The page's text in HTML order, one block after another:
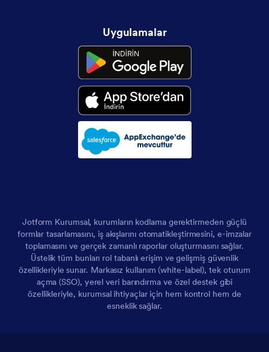
Uygulamalar
Jotform Kurumsal, kurumların kodlama gerektirmeden güçlü
formlar tasarlamasını, iş akışlarını otomatikleştirmesini, e-imzalar
toplamasını ve gerçek zamanlı raporlar oluşturmasını sağlar.
Üstelik tüm bunları rol tabanlı erişim ve gelişmiş güvenlik
özellikleriyle sunar. Markasız kullanım (white-label), tek oturum
açma (SSO), yerel veri barındırma ve özel destek gibi
özellikleriyle, kurumsal ihtiyaçlar için hem kontrol hem de
esneklik sağlar.